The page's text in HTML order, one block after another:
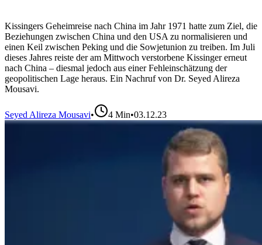
Kissingers Geheimreise nach China im Jahr 1971 hatte zum Ziel, die
Beziehungen zwischen China und den USA zu normalisieren und
einen Keil zwischen Peking und die Sowjetunion zu treiben. Im Juli
dieses Jahres reiste der am Mittwoch verstorbene Kissinger erneut
nach China – diesmal jedoch aus einer Fehleinschätzung der
geopolitischen Lage heraus. Ein Nachruf von Dr. Seyed Alireza
Mousavi.
Seyed Alireza Mousavi• 4 Min•03.12.23